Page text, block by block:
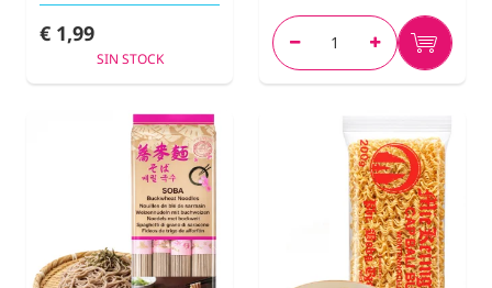
€ 1,99
SIN STOCK